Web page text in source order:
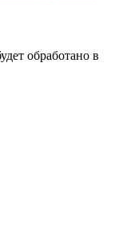
обработано в